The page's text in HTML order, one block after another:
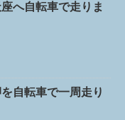
へ自転車で走りま
自転車で一周走り